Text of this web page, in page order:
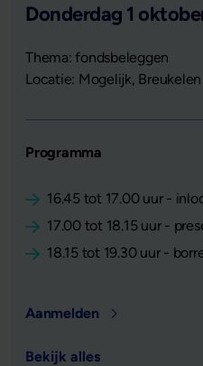
Donderdag 1
Thema: fondsbeleggen
Locatie: Mogelijk, Breukelen
Programma
16.45 tot 17.00 uur -
17.00 tot 18.15 uur -
18.15 tot 19.30 uur -
Aanmelden
Bekijk alles